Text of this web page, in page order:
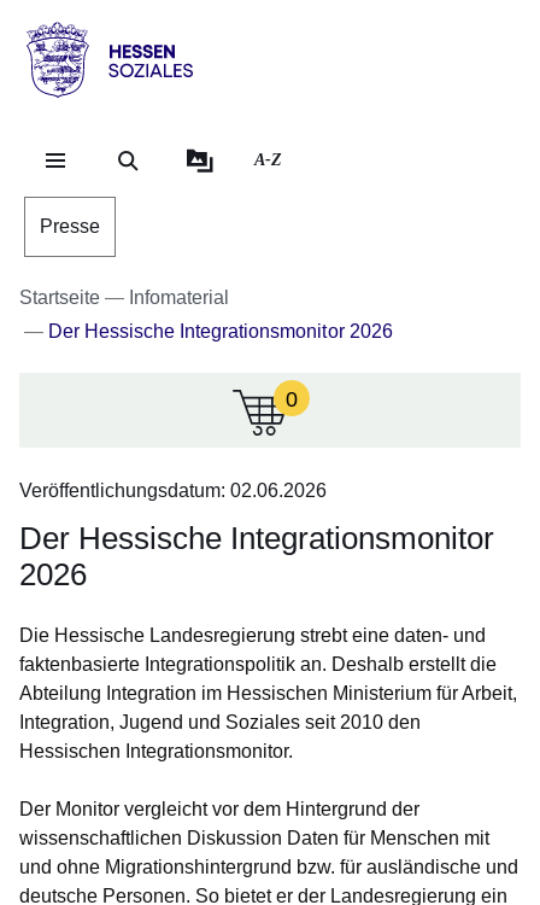
Hessen
Sozial
A-Z
Presse
Startseite
Infomaterial
Der Hessische Integrationsmonitor 2026
0:Zur
keine
in
Veröffentlichungsdatum: 02.06.2026
Der Hessische Integrationsmonitor
2026
Die Hessische Landesregierung strebt eine daten- und
faktenbasierte Integrationspolitik an. Deshalb erstellt die
Abteilung Integration im Hessischen Ministerium für Arbeit,
Integration, Jugend und Soziales seit 2010 den
Hessischen Integrationsmonitor.
Der Monitor vergleicht vor dem Hintergrund der
wissenschaftlichen Diskussion Daten für Menschen mit
und ohne Migrationshintergrund bzw. für ausländische und
deutsche Personen. So bietet er der Landesregierung ein